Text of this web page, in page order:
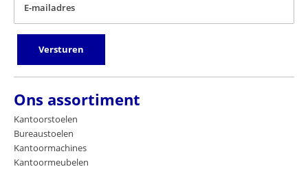
E-mailadres
Versturen
Ons assortiment
Kantoorstoelen
Bureaustoelen
Kantoormachines
Kantoormeubelen